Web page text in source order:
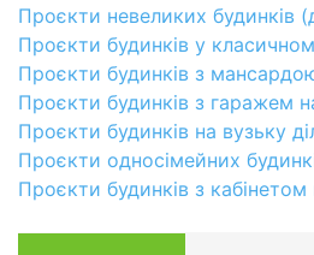
Проєкти невеликих будинків
Проєкти будинків у
Проєкти будинків з
Проєкти будинків з гаражем
Проєкти будинків на вузьку
Проєкти односімейних
Проєкти будинків з